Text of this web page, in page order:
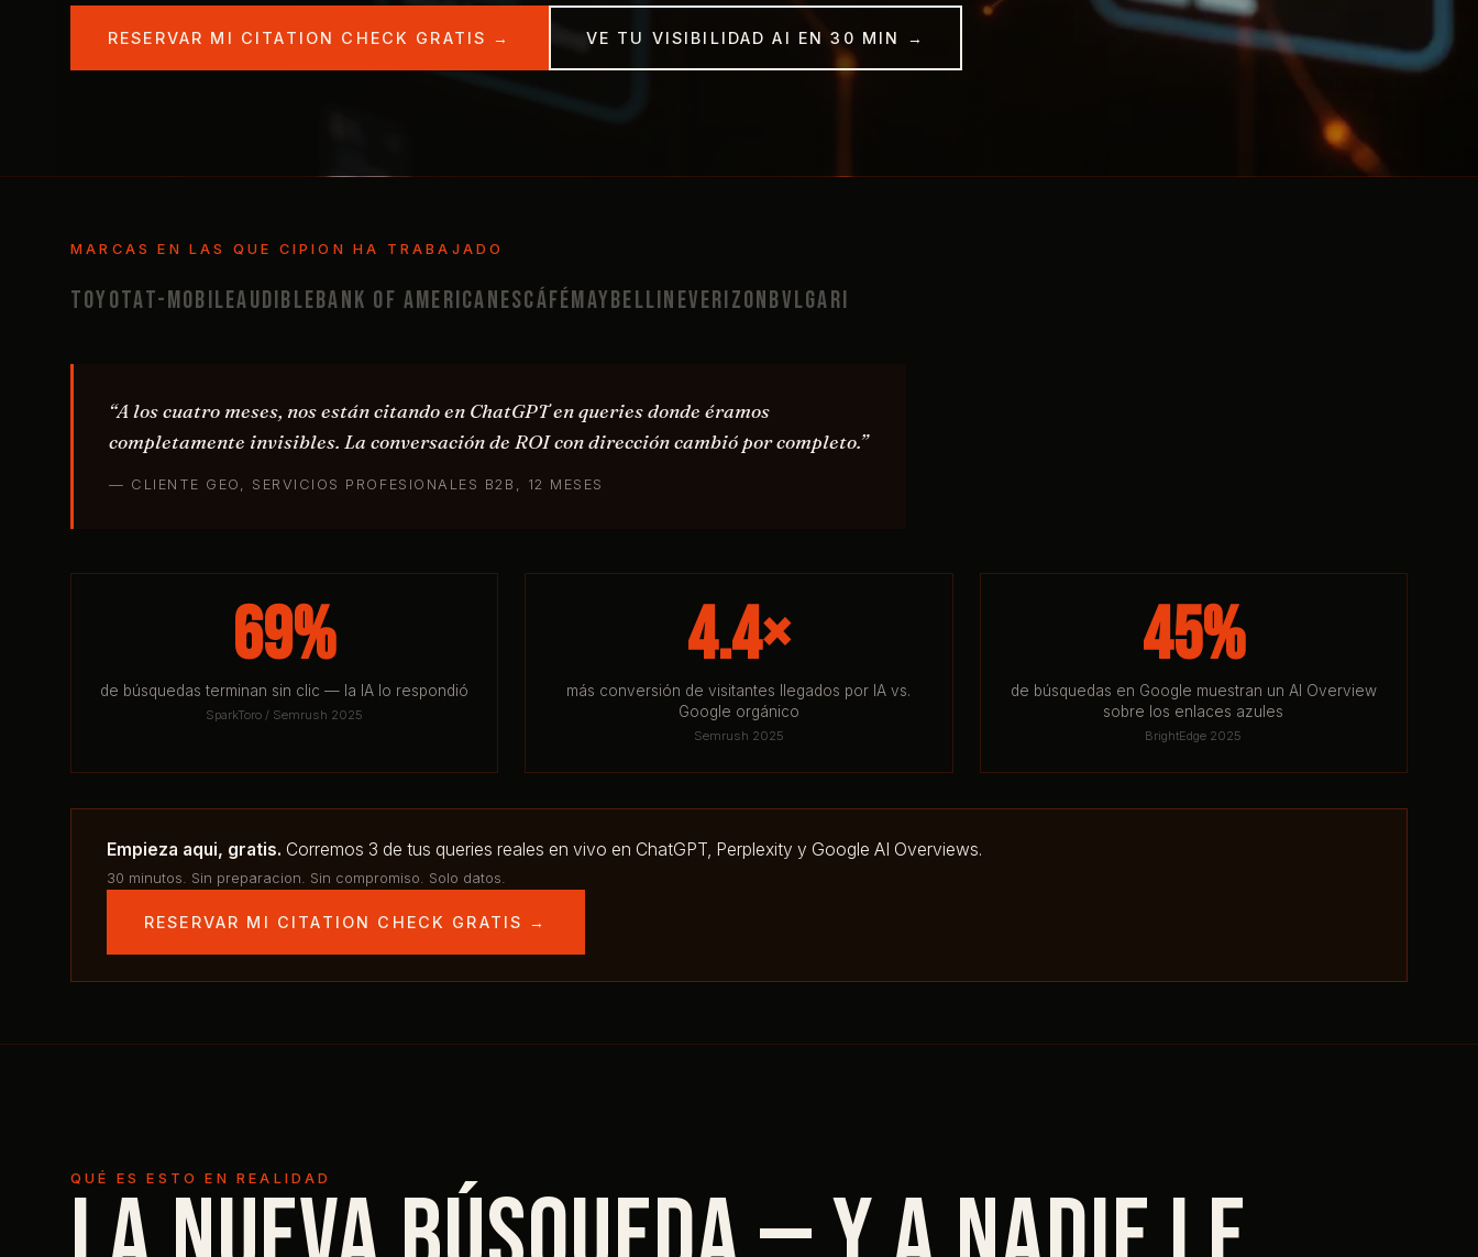
RESERVAR MI CITATION CHECK GRATIS → VE TU VISIBILIDAD AI EN 30 MIN →
MARCAS EN LAS QUE CIPION HA TRABAJADO
ToyotaT-MobileAudibleBank of AmericaNescáféMaybellineVerizonBvlgari
“A los cuatro meses, nos están citando en ChatGPT en queries donde éramos
completamente invisibles. La conversación de ROI con dirección cambió por completo.”
— CLIENTE GEO, SERVICIOS PROFESIONALES B2B, 12 MESES
69%
de búsquedas terminan sin clic — la IA lo respondió
SparkToro / Semrush 2025
4.4×
más conversión de visitantes llegados por IA vs.
Google orgánico
Semrush 2025
45%
de búsquedas en Google muestran un AI Overview
sobre los enlaces azules
BrightEdge 2025
Empieza aqui, gratis. Corremos 3 de tus queries reales en vivo en ChatGPT, Perplexity y Google AI Overviews.
30 minutos. Sin preparacion. Sin compromiso. Solo datos.
RESERVAR MI CITATION CHECK GRATIS →
QUÉ ES ESTO EN REALIDAD